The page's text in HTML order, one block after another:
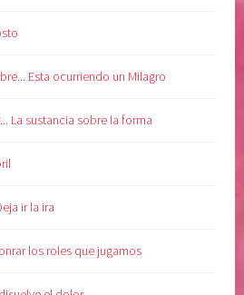
Esta ocurriendo un Milagro
La sustancia sobre la forma
ir la ira
los roles que jugamos